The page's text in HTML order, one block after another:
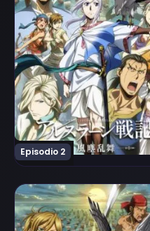
Episodio 2
Episodio 6
Ver Arslan Senki (TV):